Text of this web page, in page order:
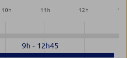
10h 11 h 12h 13
9h - 12h45